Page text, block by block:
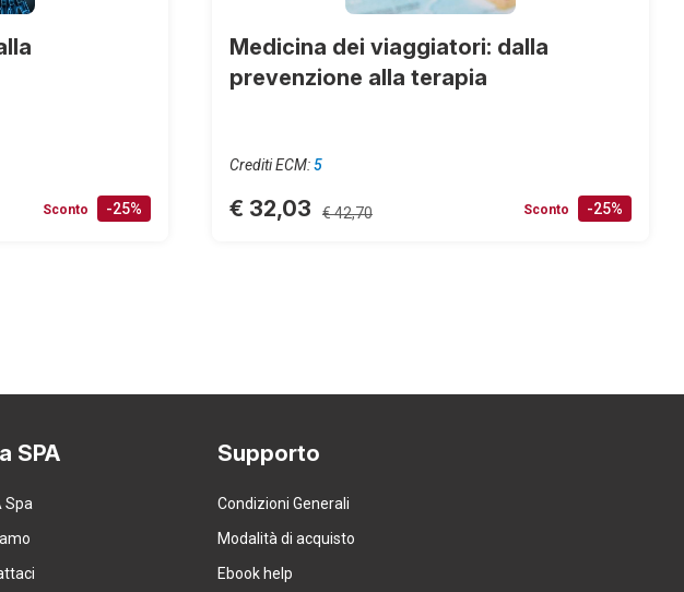
Sconto -25%
Medicina dei viaggiatori: dalla
prevenzione alla terapia
Crediti ECM:5
€ 32,03 € 42,70 Sconto -25%
SPA
Spa
Supporto
Condizioni Generali
Modalità di acquisto
Ebook help